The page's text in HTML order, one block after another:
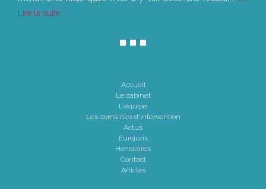
Lire la suite
Accueil
Le cabinet
L'équipe
Les domaines d'intervention
Actus
Eurojuris
Honoraires
Contact
Articles